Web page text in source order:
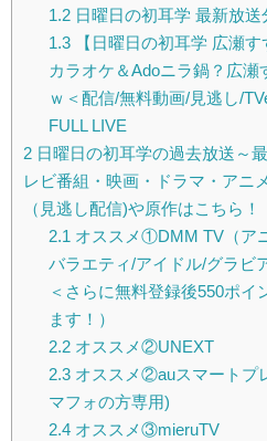
1.2日曜日の初耳学 最新放送
1.3【日曜日の初耳学 広瀬す
カラオケ＆Adoニラ鍋？広
ｗ＜配信/無料動画/見逃し/
FULL LIVE
2 日曜日の初耳学の過去放送～
レビ番組・映画・ドラマ・アニ
（見逃し配信)や原作はこちら！
2.1 オススメ①DMM TV（ア
バラエティ/アイドル/グラビ
＜さらに無料登録後550ポイ
ます！）
2.2オススメ②UNEXT
2.3オススメ②auスマートプ
マフォの方専用)
2.4オススメ③mieruTV